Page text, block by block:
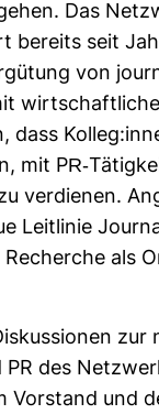
Das
bereits seit
von
dass
mit PR-​
ver­dienen.
Leit­linie
Recherche als
zur
PR des
Vor­stand und